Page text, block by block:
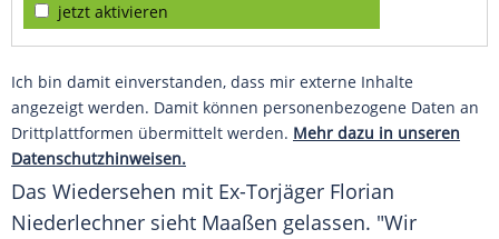
jetzt aktivieren
Ich bin damit einverstanden, dass mir externe Inhalte
angezeigt werden. Damit können personenbezogene Daten an
Drittplattformen übermittelt werden. Mehr dazu in unseren
Datenschutzhinweisen.
Das Wiedersehen mit Ex-Torjäger Florian
Niederlechner sieht Maaßen gelassen. "Wir